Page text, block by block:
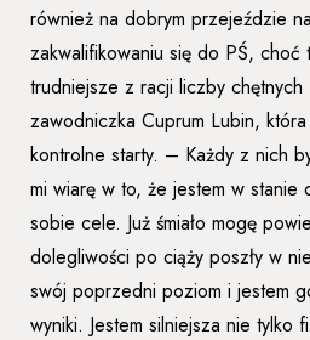
również na dobrym przejeździe
zakwalifikowaniu się do PŚ,
trudniejsze z racji liczby
zawodniczka Cuprum Lubin,
kontrolne starty. – Każdy z nich
mi wiarę w to, że jestem w stanie
sobie cele. Już śmiało mogę
dolegliwości po ciąży poszły w
swój poprzedni poziom i jestem
wyniki. Jestem silniejsza nie tylko